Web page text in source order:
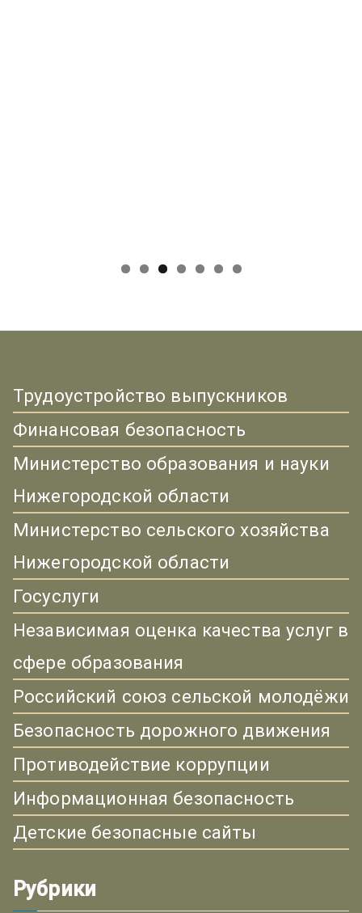
Трудоустройство выпускников
Финансовая безопасность
Министерство образования и науки
Нижегородской области
Министерство сельского хозяйства
Нижегородской области
Госуслуги
Независимая оценка качества услуг в
сфере образования
Российский союз сельской молодёжи
Безопасность дорожного движения
Противодействие коррупции
Информационная безопасность
Детские безопасные сайты
Рубрики